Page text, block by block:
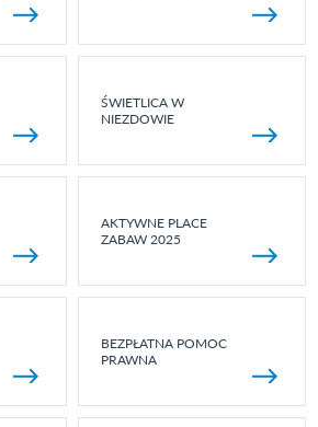
ŚWIETLICA W
NIEZDOWIE
AKTYWNE PLACE
ZABAW 2025
BEZPŁATNA POMOC
PRAWNA